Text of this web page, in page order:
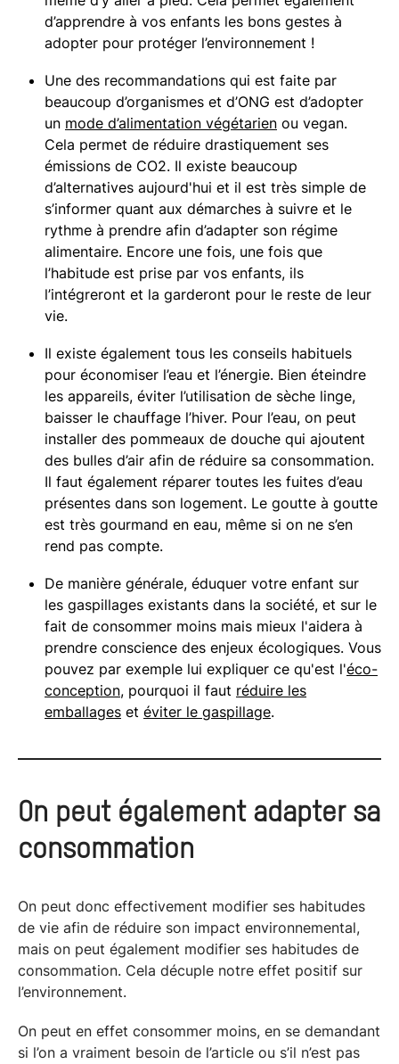
d’apprendre à vos enfants les bons gestes à
adopter pour protéger l’environnement !
Une des recommandations qui est faite par
beaucoup d’organismes et d’ONG est d’adopter
un mode d’alimentation végétarien ou vegan.
Cela permet de réduire drastiquement ses
émissions de CO2. Il existe beaucoup
d’alternatives aujourd'hui et il est très simple de
s’informer quant aux démarches à suivre et le
rythme à prendre afin d’adapter son régime
alimentaire. Encore une fois, une fois que
l’habitude est prise par vos enfants, ils
l’intégreront et la garderont pour le reste de leur
vie.
Il existe également tous les conseils habituels
pour économiser l’eau et l’énergie. Bien éteindre
les appareils, éviter l’utilisation de sèche linge,
baisser le chauffage l’hiver. Pour l’eau, on peut
installer des pommeaux de douche qui ajoutent
des bulles d’air afin de réduire sa consommation.
Il faut également réparer toutes les fuites d’eau
présentes dans son logement. Le goutte à goutte
est très gourmand en eau, même si on ne s’en
rend pas compte.
De manière générale, éduquer votre enfant sur
les gaspillages existants dans la société, et sur le
fait de consommer moins mais mieux l'aidera à
prendre conscience des enjeux écologiques. Vous
pouvez par exemple lui expliquer ce qu'est l'éco-
conception, pourquoi il faut réduire les
emballages et éviter le gaspillage.
On peut également adapter sa
consommation
On peut donc effectivement modifier ses habitudes
de vie afin de réduire son impact environnemental,
mais on peut également modifier ses habitudes de
consommation. Cela décuple notre effet positif sur
l’environnement.
On peut en effet consommer moins, en se demandant
si l’on a vraiment besoin de l’article ou s’il n’est pas